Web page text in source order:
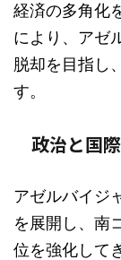
経済の多角化
により、アゼ
脱却を目指し
す。
政治と国
アゼルバイジ
を展開し、南
位を強化して